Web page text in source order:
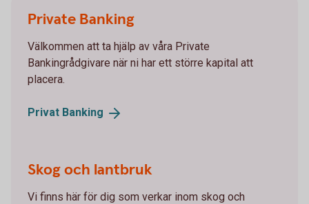
Private Banking
Välkommen att ta hjälp av våra Private
Bankingrådgivare när ni har ett större kapital att
placera.
Privat Banking
Skog och lantbruk
Vi finns här för dig som verkar inom skog och